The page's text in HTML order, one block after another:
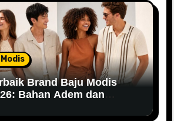
Brand Baju Modis
Bahan Adem dan